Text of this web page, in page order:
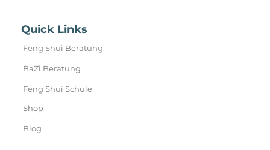
Quick Links
Feng Shui Beratung
BaZi Beratung
Feng Shui Schule
Shop
Blog